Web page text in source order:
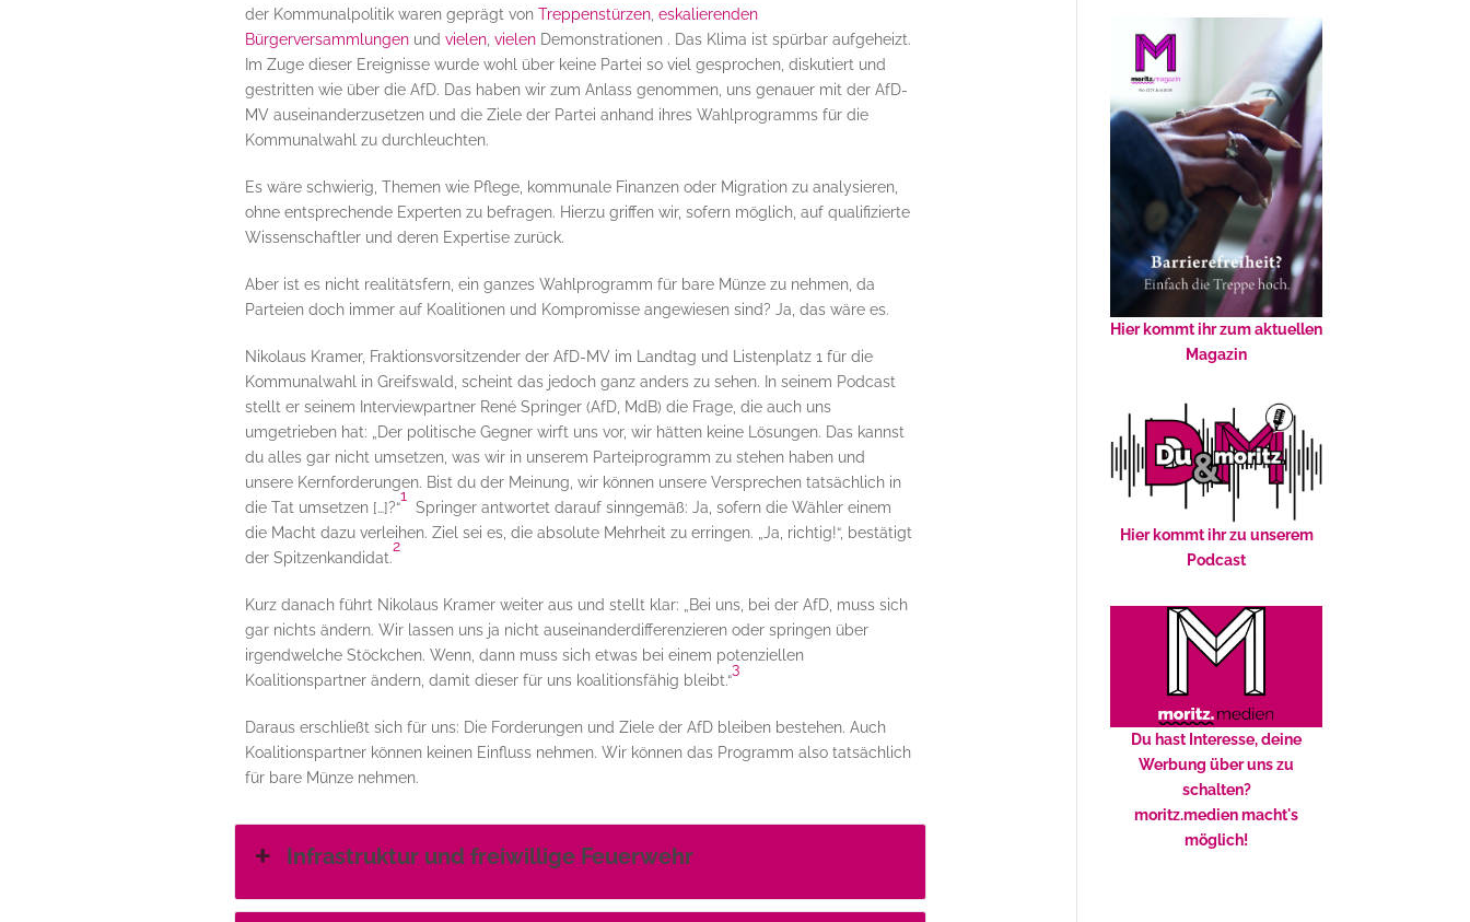
der Kommunalpolitik waren geprägt von Treppenstürzen, eskalierenden
Bürgerversammlungenund vielen, vielenDemonstrationen . Das Klima ist spürbar aufgeheizt.
Im Zuge dieser Ereignisse wurde wohl über keine Partei so viel gesprochen, diskutiert und
gestritten wie über die AfD. Das haben wir zum Anlass genommen, uns genauer mit der AfD-
MV auseinanderzusetzen und die Ziele der Partei anhand ihres Wahlprogramms für die
Kommunalwahl zu durchleuchten.
Es wäre schwierig, Themen wie Pflege, kommunale Finanzen oder Migration zu analysieren,
ohne entsprechende Experten zu befragen. Hierzu griffen wir, sofern möglich, auf qualifizierte
Wissenschaftler und deren Expertise zurück.
Aber ist es nicht realitätsfern, ein ganzes Wahlprogramm für bare Münze zu nehmen, da
Parteien doch immer auf Koalitionen und Kompromisse angewiesen sind? Ja, das wäre es.
Nikolaus Kramer, Fraktionsvorsitzender der AfD-MV im Landtag und Listenplatz 1 für die
Kommunalwahl in Greifswald, scheint das jedoch ganz anders zu sehen. In seinem Podcast
stellt er seinem Interviewpartner René Springer (AfD, MdB) die Frage, die auch uns
umgetrieben hat: „Der politische Gegner wirft uns vor, wir hätten keine Lösungen. Das kannst
du alles gar nicht umsetzen, was wir in unserem Parteiprogramm zu stehen haben und
unsere Kernforderungen. Bist du der Meinung, wir können unsere Versprechen tatsächlich in
die Tat umsetzen […]?“
1
Springer antwortet darauf sinngemäß: Ja, sofern die Wähler einem
die Macht dazu verleihen. Ziel sei es, die absolute Mehrheit zu erringen. „Ja, richtig!“, bestätigt
der Spitzenkandidat.
2
Kurz danach führt Nikolaus Kramer weiter aus und stellt klar: „Bei uns, bei der AfD, muss sich
gar nichts ändern. Wir lassen uns ja nicht auseinanderdifferenzieren oder springen über
irgendwelche Stöckchen. Wenn, dann muss sich etwas bei einem potenziellen
Koalitionspartner ändern, damit dieser für uns koalitionsfähig bleibt.“
3
Daraus erschließt sich für uns: Die Forderungen und Ziele der AfD bleiben bestehen. Auch
Koalitionspartner können keinen Einfluss nehmen. Wir können das Programm also tatsächlich
für bare Münze nehmen.
Infrastruktur und freiwillige Feuerwehr
Hier kommt ihr zum aktuellen
Magazin
Hier kommt ihr zu unserem
Podcast
Du hast Interesse, deine
Werbung über uns zu
schalten?
moritz.medien macht's
möglich!